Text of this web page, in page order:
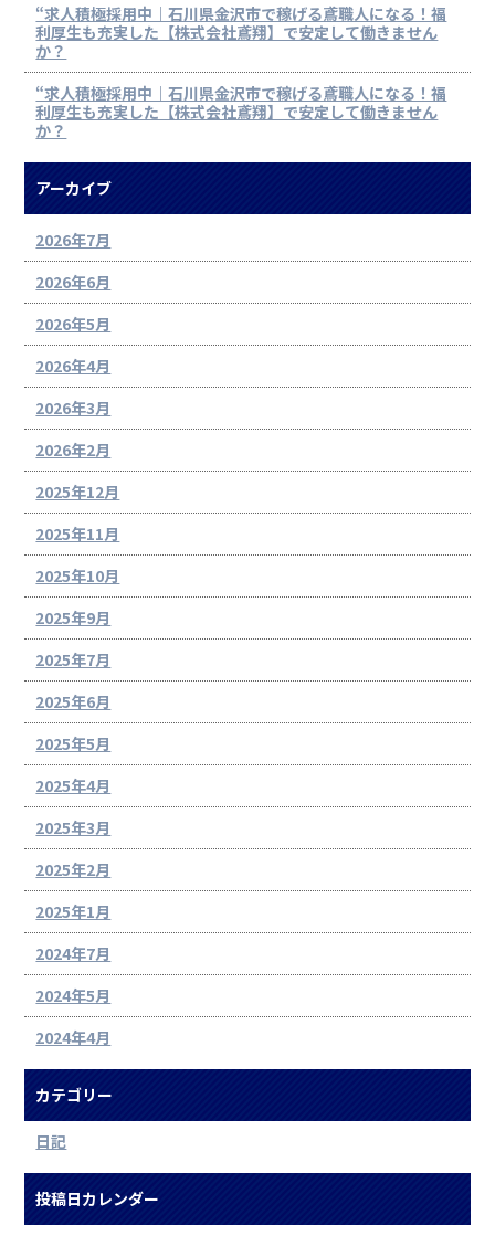
“求人積極採用中｜石川県金沢市で稼げる鳶職人になる！福
利厚生も充実した【株式会社鳶翔】で安定して働きません
か？
“求人積極採用中｜石川県金沢市で稼げる鳶職人になる！福
利厚生も充実した【株式会社鳶翔】で安定して働きません
か？
アーカイブ
2026年7月
2026年6月
2026年5月
2026年4月
2026年3月
2026年2月
2025年12月
2025年11月
2025年10月
2025年9月
2025年7月
2025年6月
2025年5月
2025年4月
2025年3月
2025年2月
2025年1月
2024年7月
2024年5月
2024年4月
カテゴリー
日記
投稿日カレンダー